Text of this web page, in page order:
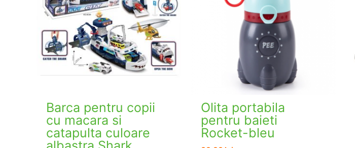
Barca pentru copii
cu macara si
catapulta culoare
Olita portabila
pentru baieti
Rocket-bleu